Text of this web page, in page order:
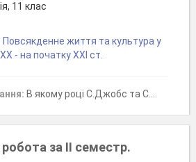
11 клас
Повсякденне життя та культура у
- на початку ХХІ ст.
В якому році С.Джобс та С.Возняк створили перший персональний комп'ютер?
за ІІ семестр.